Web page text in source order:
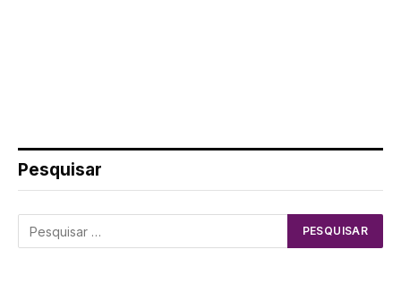
Pesquisar